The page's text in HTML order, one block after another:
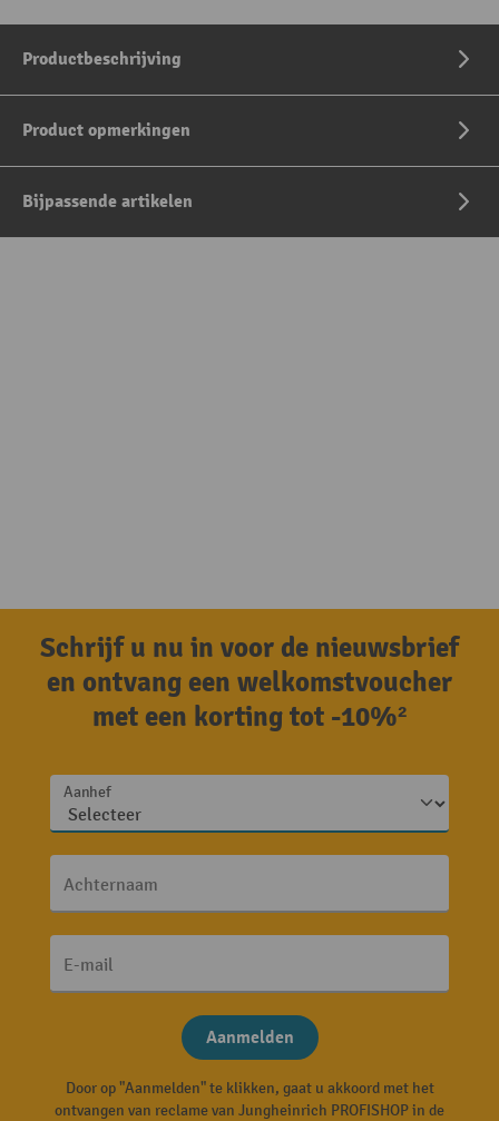
Productbeschrijving
Product opmerkingen
Bijpassende artikelen
Schrijf u nu in voor de nieuwsbrief
en ontvang een welkomstvoucher
met een korting tot -10%²
Aanhef
Achternaam
E-mail
Aanmelden
Door op "Aanmelden" te klikken, gaat u akkoord met het
ontvangen van reclame van Jungheinrich PROFISHOP in de